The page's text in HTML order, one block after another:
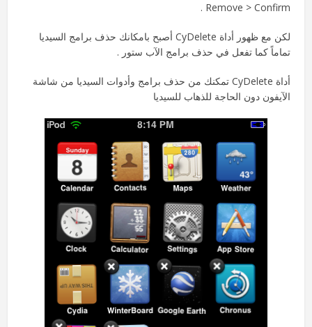
Remove > Confirm .
لكن مع ظهور أداة CyDelete أصبح بامكانك حذف برامج السيديا
تماماً كما تفعل في حذف برامج الآب ستور .
أداة CyDelete تمكنك من حذف برامج وأدوات السيديا من شاشة
الآيفون دون الحاجة للذهاب للسيديا